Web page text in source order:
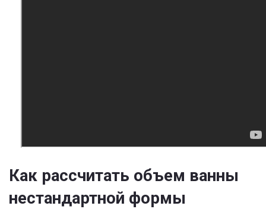
Как рассчитать объем ванны
нестандартной формы